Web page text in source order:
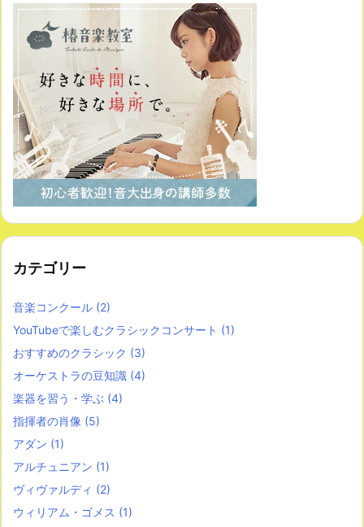
カテゴリー
音楽コンクール (2)
YouTubeで楽しむクラシックコンサート (1)
おすすめのクラシック (3)
オーケストラの豆知識 (4)
楽器を習う・学ぶ (4)
指揮者の肖像 (5)
アダン (1)
アルチュニアン (1)
ヴィヴァルディ (2)
ウィリアム・ゴメス (1)